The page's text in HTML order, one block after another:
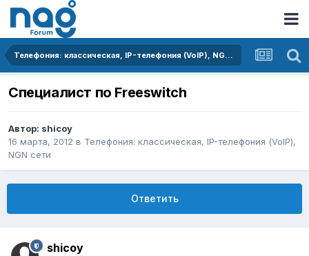
Телефония: классическая, IP-телефония (VoIP), NGN сети
Специалист по Freeswitch
Автор: shicoy
16 марта, 2012 в Телефония: классическая, IP-телефония (VoIP),
NGN сети
Ответить
shicoy